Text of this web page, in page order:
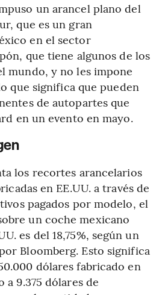
un arancel plano del
que es un gran
en el sector
que tiene algunos de los
mundo, y no les impone
que significa que pueden
de autopartes que
en un evento en mayo.
los recortes arancelarios
en EE.UU. a través de
pagados por modelo, el
un coche mexicano
es del 18,75%, según un
Bloomberg. Esto significa
dólares fabricado en
a 9.375 dólares de